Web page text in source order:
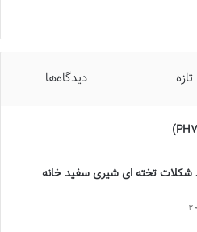
تازه دیدگاه‌ها
شکلات تخته ای شیری سفید خانه